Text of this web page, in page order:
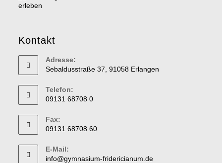
Kontakt
Adresse:
Sebaldusstraße 37, 91058 Erlangen
Telefon:
09131 68708 0
Fax:
09131 68708 60
E-Mail:
info@gymnasium-fridericianum.de